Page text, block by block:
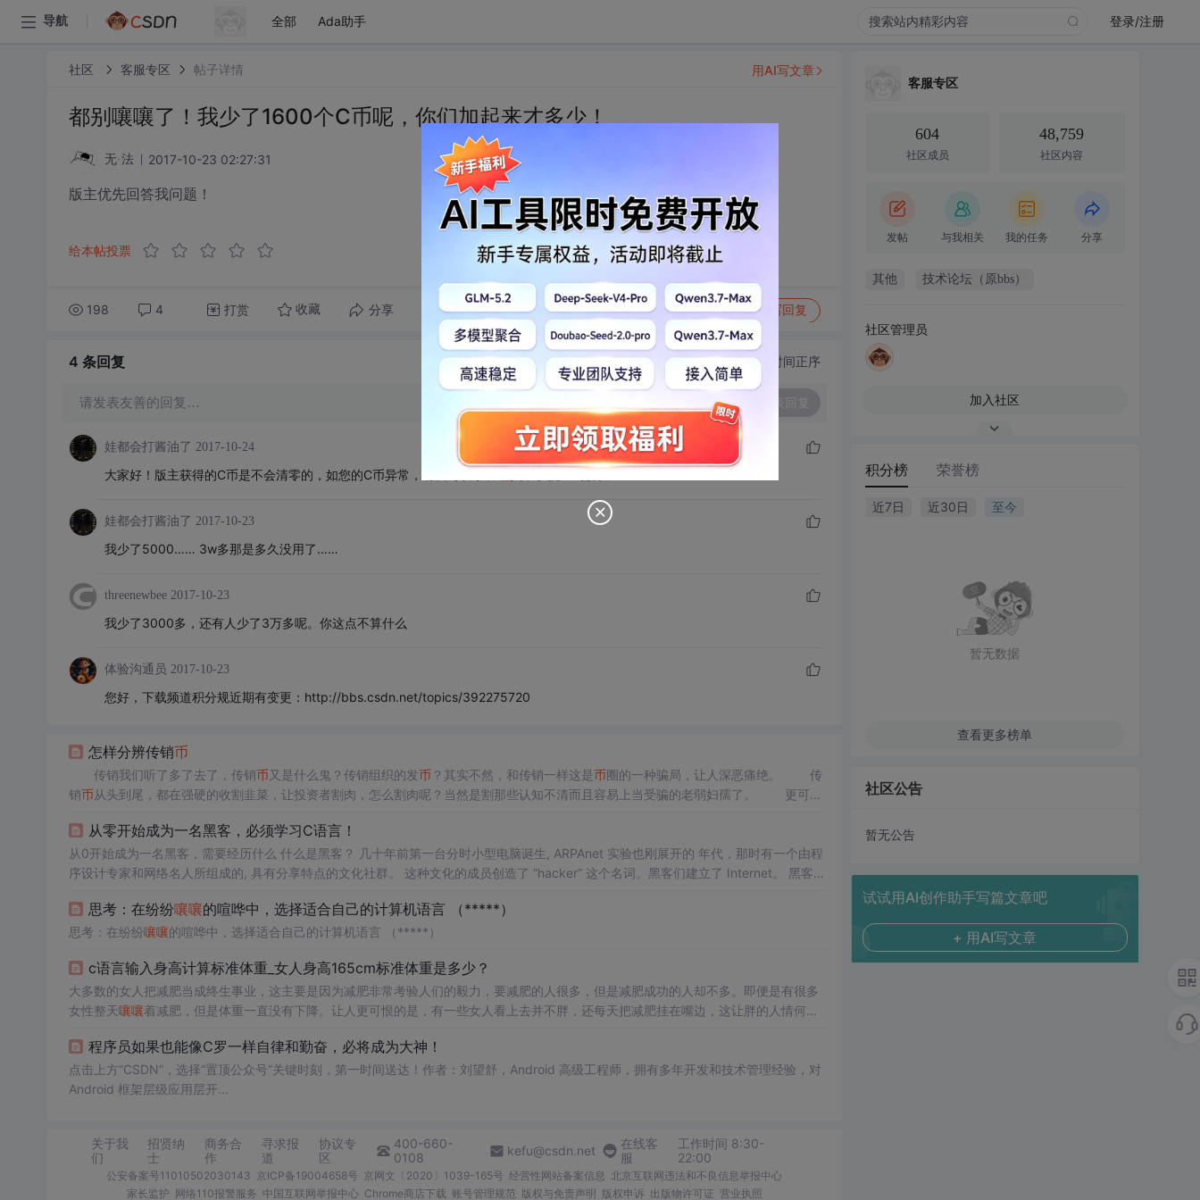
导航 全部 Ada助手 登录/注册
社区 客服专区 帖子详情
都别嚷嚷了！我少了1600个C币呢，你们加起来才多少！
无·法 2017-10-23 02:27:31
版主优先回答我问题！
给本帖投票
198 4 打赏 收藏 分享 转发到动态 举报 写回复
用AI写文章
4 条回复 切换为时间正序
请发表友善的回复…
娃都会打酱油了 2017-10-24
大家好！版主获得的C币是不会清零的，如您的C币异常，请及时联系
娃都会打酱油了 2017-10-23
我少了5000…… 3w多那是多久没用了……
threenewbee 2017-10-23
我少了3000多，还有人少了3万多呢。你这点不算什么
体验沟通员 2017-10-23
您好，下载频道积分规近期有变更：http://bbs.csdn.net/topics/392275720
怎样分辨传销币
传销我们听了多了去了，传销币又是什么鬼？传销组织的发币 ？其实不然，和传销一样这是币圈的一种骗局，让人深恶痛绝。 传
销币从头到尾，都在强硬的收割韭菜，让投资者割肉，怎么割肉呢？当然是割那些认知不清而且容易上当受骗的老弱妇孺了。 更可怕
的钱越多，得到的代币奖...
从零开始成为一名黑客，必须学习C语言！
从0开始成为一名黑客，需要经历什么 什么是黑客？ 几十年前第一台分时小型电脑诞生, ARPAnet 实验也刚展开的 年代，那时有一个由程
序设计专家和网络名人所组成的, 具有分享特点的文化社群。 这种文化的成员创造了 “hacker” 这个名词。黑客们建立了 Internet。 黑客们
思考：在纷纷嚷嚷的喧哗中，选择适合自己的计算机语言 （*****）
思考：在纷纷嚷嚷的喧哗中，选择适合自己的计算机语言 （*****）
c语言输入身高计算标准体重_女人身高165cm标准体重是多少？
大多数的女人把减肥当成终生事业，这主要是因为减肥非常考验人们的毅力，要减肥的人很多，但是减肥成功的人却不多。即便是有很多
女性整天嚷嚷着减肥，但是体重一直没有下降。让人更可恨的是，有一些女人看上去并不胖，还每天把减肥挂在嘴边，这让胖的人情何以
艺行业的人来说，如果能够把...
程序员如果也能像C罗一样自律和勤奋，必将成为大神！
点击上方“CSDN”，选择“置顶公众号”关键时刻，第一时间送达！作者：刘望舒，Android 高级工程师，拥有多年开发和技术管理经验，对
Android 框架层级应用层开...
关于我
们
招贤纳
士
商务合
作
寻求报
道
协议专
区
400-660-
0108
kefu@csdn.net
在线客
服
工作时间 8:30-
22:00
公安备案号11010502030143 京ICP备19004658号 京网文〔2020〕1039-165号 经营性网站备案信息 北京互联网违法和不良信息举报中心
家长监护 网络110报警服务 中国互联网举报中心 Chrome商店下载 账号管理规范 版权与免责声明 版权申诉 出版物许可证 营业执照
客服专区
604
社区成员
48,759
社区内容
发帖 与我相关 我的任务 分享
其他 技术论坛（原bbs）
社区管理员
加入社区
积分榜 荣誉榜
近7日 近30日 至今
暂无数据
查看更多榜单
社区公告
暂无公告
试试用AI创作助手写篇文章吧
+ 用AI写文章